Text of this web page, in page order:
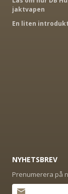
jaktvapen
En liten
NYHETSBREV
Prenumerera på